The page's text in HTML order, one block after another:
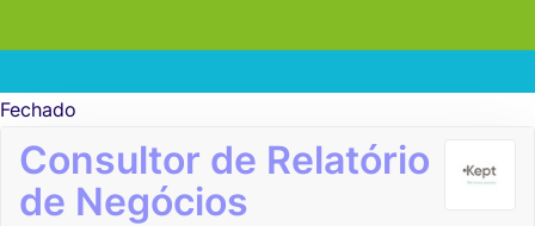
Fechado
Consultor de Relatório
de Negócios